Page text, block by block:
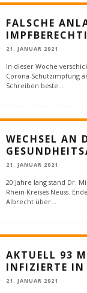
FALSCHE
21. JANUAR 2021
In dieser Woche
Corona-Schutzimpfung
Schreiben beste...
WECHSEL AN
21. JANUAR 2021
20 Jahre lang stand Dr.
Rhein-Kreises Neuss.
Albrecht über...
AKTUELL 93
INFIZIERTE IN
21. JANUAR 2021